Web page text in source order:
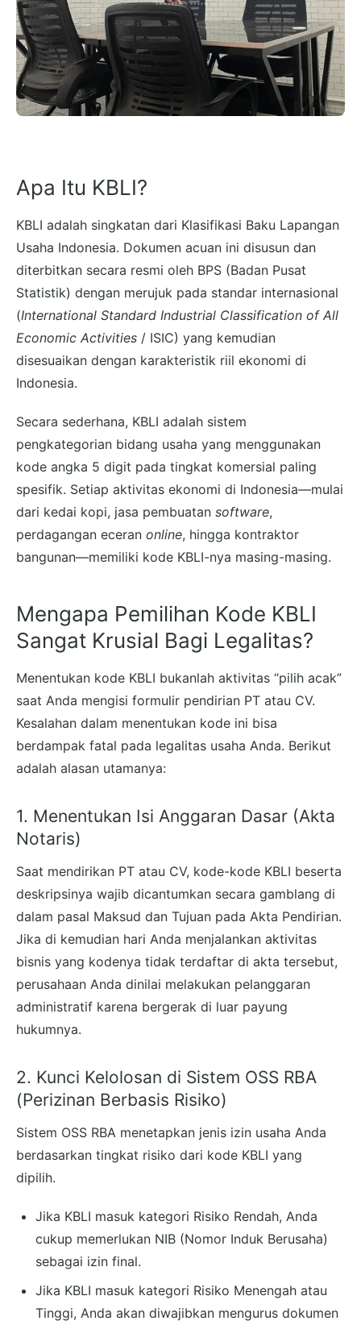
Apa Itu KBLI?
KBLI adalah singkatan dari Klasifikasi Baku Lapangan
Usaha Indonesia. Dokumen acuan ini disusun dan
diterbitkan secara resmi oleh BPS (Badan Pusat
Statistik) dengan merujuk pada standar internasional
(International Standard Industrial Classification of All
Economic Activities / ISIC) yang kemudian
disesuaikan dengan karakteristik riil ekonomi di
Indonesia.
Secara sederhana, KBLI adalah sistem
pengkategorian bidang usaha yang menggunakan
kode angka 5 digit pada tingkat komersial paling
spesifik. Setiap aktivitas ekonomi di Indonesia—mulai
dari kedai kopi, jasa pembuatan software,
perdagangan eceran online, hingga kontraktor
bangunan—memiliki kode KBLI-nya masing-masing.
Mengapa Pemilihan Kode KBLI
Sangat Krusial Bagi Legalitas?
Menentukan kode KBLI bukanlah aktivitas “pilih acak”
saat Anda mengisi formulir pendirian PT atau CV.
Kesalahan dalam menentukan kode ini bisa
berdampak fatal pada legalitas usaha Anda. Berikut
adalah alasan utamanya:
1. Menentukan Isi Anggaran Dasar (Akta
Notaris)
Saat mendirikan PT atau CV, kode-kode KBLI beserta
deskripsinya wajib dicantumkan secara gamblang di
dalam pasal Maksud dan Tujuan pada Akta Pendirian.
Jika di kemudian hari Anda menjalankan aktivitas
bisnis yang kodenya tidak terdaftar di akta tersebut,
perusahaan Anda dinilai melakukan pelanggaran
administratif karena bergerak di luar payung
hukumnya.
2. Kunci Kelolosan di Sistem OSS RBA
(Perizinan Berbasis Risiko)
Sistem OSS RBA menetapkan jenis izin usaha Anda
berdasarkan tingkat risiko dari kode KBLI yang
dipilih.
Jika KBLI masuk kategori Risiko Rendah, Anda
cukup memerlukan NIB (Nomor Induk Berusaha)
sebagai izin final.
Jika KBLI masuk kategori Risiko Menengah atau
Tinggi, Anda akan diwajibkan mengurus dokumen